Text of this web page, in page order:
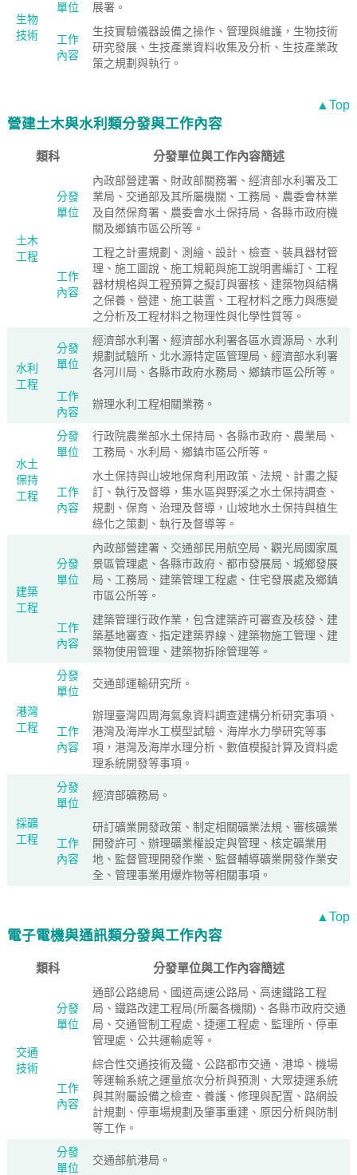
生物
技術
單位
展署。
工作
內容
生技實驗儀器設備之操作、管理與維護，生物技術
研究發展、生技產業資料收集及分析、生技產業政
策之規劃與執行。
▲Top
營建土木與水利類分發與工作內容
類科 分發單位與工作內容簡述
土木
工程
分發
單位
內政部營建署、財政部關務署、經濟部水利署及工
業局、交通部及其所屬機關、工務局、農委會林業
及自然保育署、農委會水土保持局、各縣市政府機
關及鄉鎮市區公所等。
工作
內容
工程之計畫規劃、測繪、設計、檢查、裝具器材管
理、施工圖說、施工規範與施工說明書編訂、工程
器材規格與工程預算之擬訂與審核、建築物與結構
之保養、營建、施工裝置、工程材料之應力與應變
之分析及工程材料之物理性與化學性質等。
水利
工程
分發
單位
經濟部水利署、經濟部水利署各區水資源局、水利
規劃試驗所、北水源特定區管理局、經濟部水利署
各河川局、各縣市政府水務局、鄉鎮市區公所等。
工作
內容
辦理水利工程相關業務。
水土
保持
工程
分發
單位
行政院農業部水土保持局、各縣市政府、農業局、
工務局、水利局、鄉鎮市區公所等。
工作
內容
水土保持與山坡地保育利用政策、法規、計畫之擬
訂、執行及督導，集水區與野溪之水土保持調查、
規劃、保育、治理及督導，山坡地水土保持與植生
綠化之策劃、執行及督導等。
建築
工程
分發
單位
內政部營建署、交通部民用航空局、觀光局國家風
景區管理處、各縣市政府、都市發展局、城鄉發展
局、工務局、建築管理工程處、住宅發展處及鄉鎮
市區公所等。
工作
內容
建築管理行政作業，包含建築許可審查及核發、建
築基地審查、指定建築界線、建築物施工管理、建
築物使用管理、建築物拆除管理等。
港灣
工程
分發
單位
交通部運輸研究所。
工作
內容
辦理臺灣四周海氣象資料調查建構分析研究事項、
港灣及海岸水工模型試驗、海岸水力學研究等事
項，港灣及海岸水理分析、數值模擬計算及資料處
理系統開發等事項。
採礦
工程
分發
單位
經濟部礦務局。
工作
內容
研訂礦業開發政策、制定相關礦業法規、審核礦業
開發許可、辦理礦業權設定與管理、核定礦業用
地、監督管理開發作業、監督輔導礦業開發作業安
全、管理事業用爆炸物等相關事項。
▲Top
電子電機與通訊類分發與工作內容
類科 分發單位與工作內容簡述
交通
技術
分發
單位
通部公路總局、國道高速公路局、高速鐵路工程
局、鐵路改建工程局(所屬各機關)、各縣市政府交通
局、交通管制工程處、捷運工程處、監理所、停車
管理處、公共運輸處等。
工作
內容
綜合性交通技術及鐵、公路都市交通、港埠、機場
等運輸系統之運量旅次分析與預測、大眾捷運系統
與其附屬設備之檢查、養護、修理與配置、路網設
計規劃、停車場規劃及肇事重建、原因分析與防制
等工作。
分發
單位
交通部航港局。